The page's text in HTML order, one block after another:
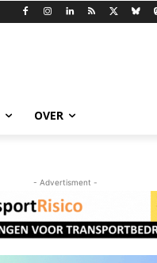
OVER
- Advertisment -